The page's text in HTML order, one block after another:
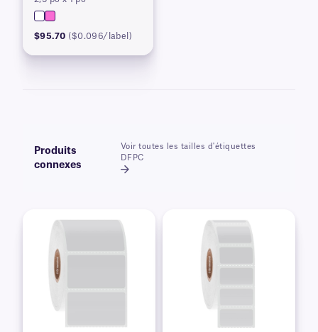
$95.70 ($0.096/label)
Produits
connexes
Voir toutes les tailles d'étiquettes
DFPC